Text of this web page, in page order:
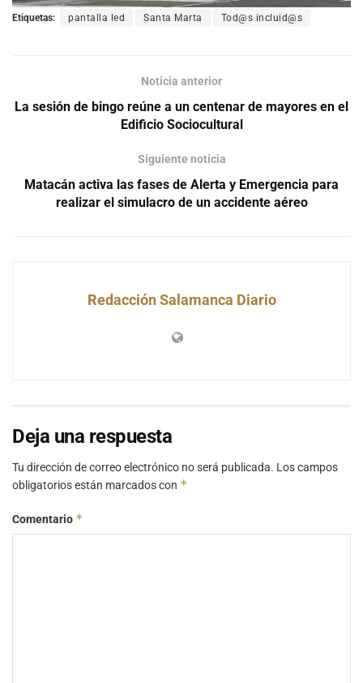
Etiquetas: pantalla led Santa Marta Tod@s incluid@s
Noticia anterior
La sesión de bingo reúne a un centenar de mayores en el
Edificio Sociocultural
Siguiente noticia
Matacán activa las fases de Alerta y Emergencia para
realizar el simulacro de un accidente aéreo
Redacción Salamanca Diario
Deja una respuesta
Tu dirección de correo electrónico no será publicada. Los campos
obligatorios están marcados con *
Comentario *